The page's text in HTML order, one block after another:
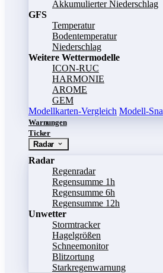
Akkumulierter Niederschlag
GFS
Temperatur
Bodentemperatur
Niederschlag
Weitere Wettermodelle
ICON-RUC
HARMONIE
AROME
GEM
Modellkarten-Vergleich Modell-
Warnungen
Ticker
Radar
Radar
Regenradar
Regensumme 1h
Regensumme 6h
Regensumme 12h
Unwetter
Stormtracker
Hagelgrößen
Schneemonitor
Blitzortung
Starkregenwarnung